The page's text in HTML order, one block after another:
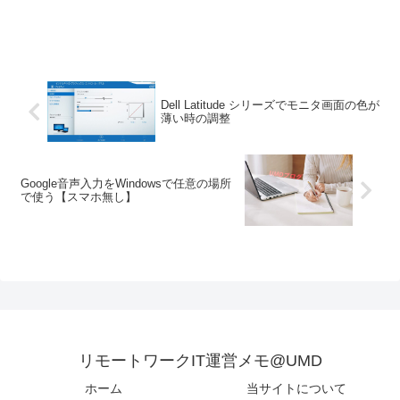
Dell Latitude シリーズでモニタ画面の色が
薄い時の調整
Google音声入力をWindowsで任意の場所
で使う【スマホ無し】
リモートワークIT運営メモ@UMD
ホーム 当サイトについて